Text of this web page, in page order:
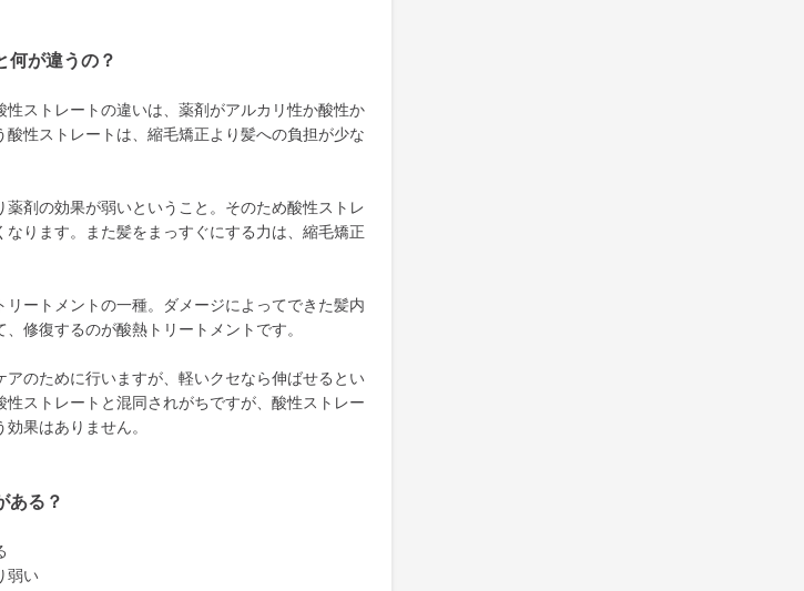
何が違うの？
ストレートの違いは、薬剤がアルカリ性か酸性か
性ストレートは、縮毛矯正より髪への負担が少な
剤の効果が弱いということ。そのため酸性ストレ
ります。また髪をまっすぐにする力は、縮毛矯正
ートメントの一種。ダメージによってできた髪内
修復するのが酸熱トリートメントです。
のために行いますが、軽いクセなら伸ばせるとい
ストレートと混同されがちですが、酸性ストレー
果はありません。
ある？
弱い